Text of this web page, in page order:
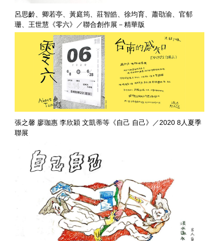
呂思齡、卿若亭、黃庭筠、莊智皓、徐均育、蕭劭渝、官郁
珊、王世慧《零六》／聯合創作展－精華版
張之馨 廖珈惠 李欣穎 文凱蒂等《自己 自己》／2020 8人夏季
聯展